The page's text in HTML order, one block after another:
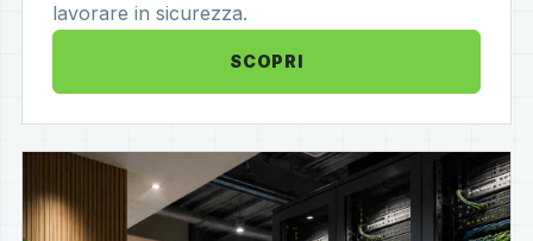
lavorare in sicurezza.
SCOPRI